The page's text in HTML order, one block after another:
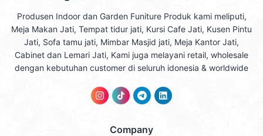
Produsen Indoor dan Garden Funiture Produk kami meliputi,
Meja Makan Jati, Tempat tidur jati, Kursi Cafe Jati, Kusen Pintu
Jati, Sofa tamu jati, Mimbar Masjid jati, Meja Kantor Jati,
Cabinet dan Lemari Jati, Kami juga melayani retail, wholesale
dengan kebutuhan customer di seluruh idonesia & worldwide
Company